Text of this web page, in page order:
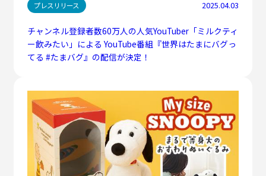
プレスリリース 2025.04.03
チャンネル登録者数60万人の人気YouTuber「ミルクティ
ー飲みたい」による YouTube番組『世界はたまにバグっ
てる #たまバグ』の配信が決定！